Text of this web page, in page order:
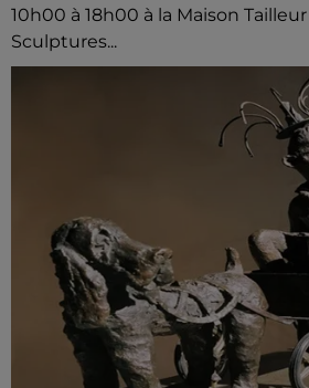
10h00 à 18h00 à la Maison
Sculptures...